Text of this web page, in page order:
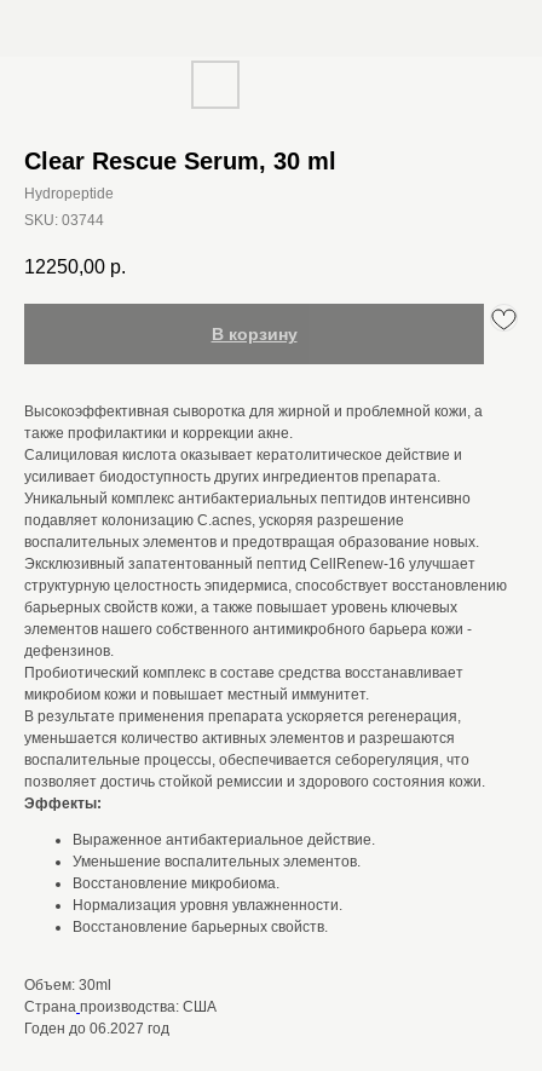
Clear Rescue Serum, 30 ml
Hydropeptide
SKU: 03744
12250,00 р.
В корзину
Высокоэффективная сыворотка для жирной и проблемной кожи, а
также профилактики и коррекции акне.
Салициловая кислота оказывает кератолитическое действие и
усиливает биодоступность других ингредиентов препарата.
Уникальный комплекс антибактериальных пептидов интенсивно
подавляет колонизацию C.acnes, ускоряя разрешение
воспалительных элементов и предотвращая образование новых.
Эксклюзивный запатентованный пептид CellRenew-16 улучшает
структурную целостность эпидермиса, способствует восстановлению
барьерных свойств кожи, а также повышает уровень ключевых
элементов нашего собственного антимикробного барьера кожи -
дефензинов.
Пробиотический комплекс в составе средства восстанавливает
микробиом кожи и повышает местный иммунитет.
В результате применения препарата ускоряется регенерация,
уменьшается количество активных элементов и разрешаются
воспалительные процессы, обеспечивается себорегуляция, что
позволяет достичь стойкой ремиссии и здорового состояния кожи.
Эффекты:
Выраженное антибактериальное действие.
Уменьшение воспалительных элементов.
Восстановление микробиома.
Нормализация уровня увлажненности.
Восстановление барьерных свойств.
Объем: 30ml
Страна производства: США
Годен до 06.2027 год